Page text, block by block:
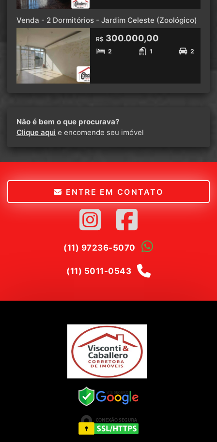
Venda - 2 Dormitórios - Jardim Celeste (Zoológico)
R$ 300.000,00
2 1 2
Não é bem o que procurava?
Clique aqui e encomende seu imóvel
ENTRE EM CONTATO
(11) 97236-5070
(11) 5011-0543